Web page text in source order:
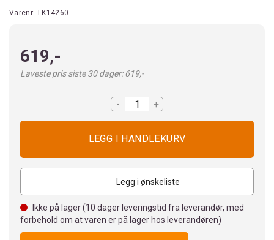
Varenr: LK14260
619,-
Laveste pris siste 30 dager: 619,-
- +
Legg i ønskeliste
Ikke på lager (10 dager leveringstid fra leverandør, med
forbehold om at varen er på lager hos leverandøren)